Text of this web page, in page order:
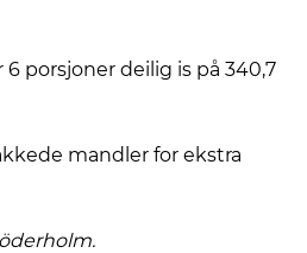
porsjoner deilig is på 340,7
mandler for ekstra